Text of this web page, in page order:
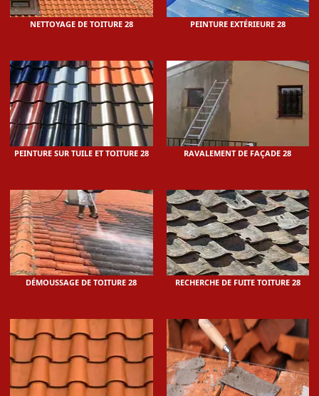
NETTOYAGE DE TOITURE 28 PEINTURE EXTÉRIEURE 28
PEINTURE SUR TUILE ET TOITURE 28 RAVALEMENT DE FAÇADE 28
DÉMOUSSAGE DE TOITURE 28 RECHERCHE DE FUITE TOITURE 28